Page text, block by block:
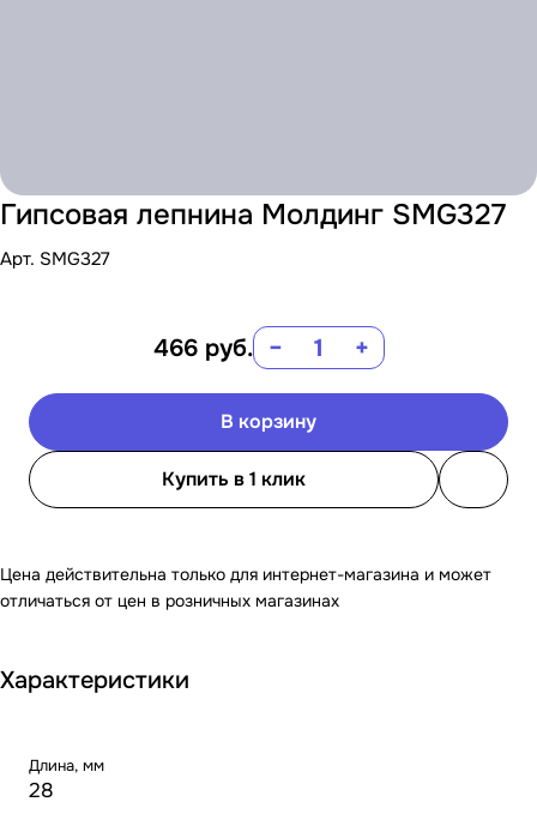
Гипсовая лепнина Молдинг SMG327
Арт. SMG327
466 руб. − +
В корзину
Купить в 1 клик
Цена действительна только для интернет-магазина и может
отличаться от цен в розничных магазинах
Характеристики
Длина, мм
28